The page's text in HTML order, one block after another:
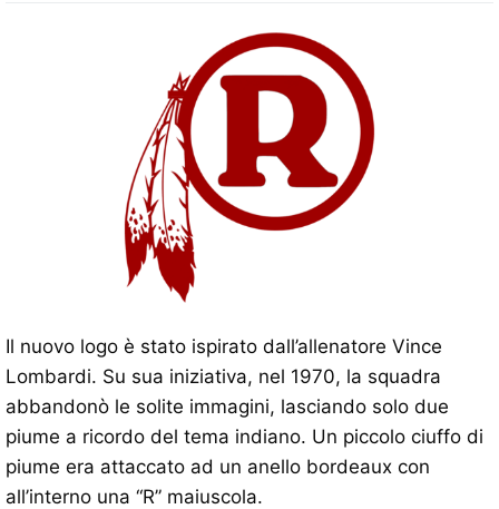
Il nuovo logo è stato ispirato dall’allenatore Vince
Lombardi. Su sua iniziativa, nel 1970, la squadra
abbandonò le solite immagini, lasciando solo due
piume a ricordo del tema indiano. Un piccolo ciuffo di
piume era attaccato ad un anello bordeaux con
all’interno una “R” maiuscola.